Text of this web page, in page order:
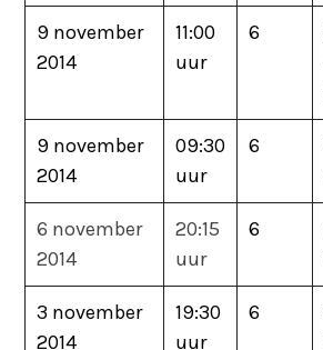
9 november
2014
11:00
uur
6
9 november
2014
09:30
uur
6
6 november
2014
20:15
uur
6
3 november
2014
19:30
uur
6